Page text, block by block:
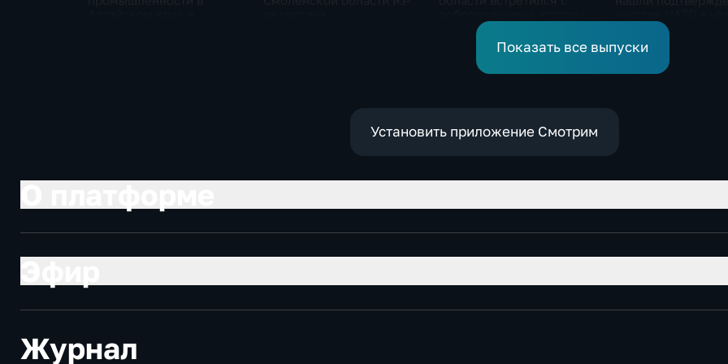
помогали пострадавшим
от вторжения ВСУ
жителям приграничья
Показать все выпуски
Установить приложение Смотрим
Журнал